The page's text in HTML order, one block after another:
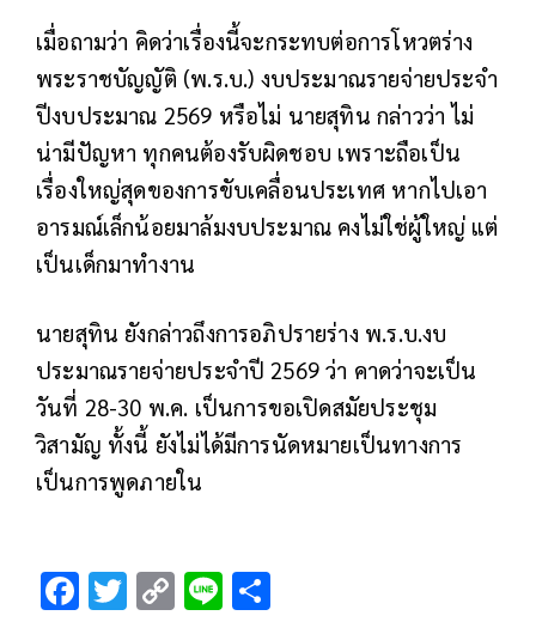
เมื่อถามว่า คิดว่าเรื่องนี้จะกระทบต่อการโหวตร่าง
พระราชบัญญัติ (พ.ร.บ.) งบประมาณรายจ่ายประจำ
ปีงบประมาณ 2569 หรือไม่ นายสุทิน กล่าวว่า ไม่
น่ามีปัญหา ทุกคนต้องรับผิดชอบ เพราะถือเป็น
เรื่องใหญ่สุดของการขับเคลื่อนประเทศ หากไปเอา
อารมณ์เล็กน้อยมาล้มงบประมาณ คงไม่ใช่ผู้ใหญ่ แต่
เป็นเด็กมาทำงาน
นายสุทิน ยังกล่าวถึงการอภิปรายร่าง พ.ร.บ.งบ
ประมาณรายจ่ายประจำปี 2569 ว่า คาดว่าจะเป็น
วันที่ 28-30 พ.ค. เป็นการขอเปิดสมัยประชุม
วิสามัญ ทั้งนี้ ยังไม่ได้มีการนัดหมายเป็นทางการ
เป็นการพูดภายใน
F T C Li